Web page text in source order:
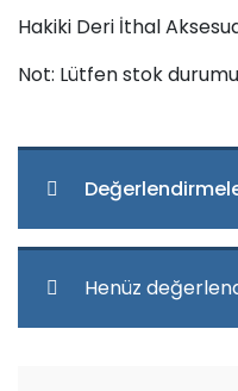
Hakiki Deri İthal
Not: Lütfen stok
Henüz